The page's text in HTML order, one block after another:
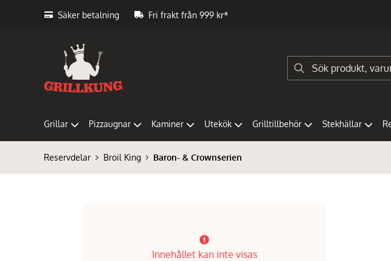
Säker betalning Fri frakt från 999 kr*
Grillar Pizzaugnar Kaminer Utekök Grilltillbehör Stekhällar
Reservdelar Broil King Baron- & Crownserien
Innehållet kan inte visas